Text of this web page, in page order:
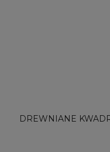
DREWNIANE